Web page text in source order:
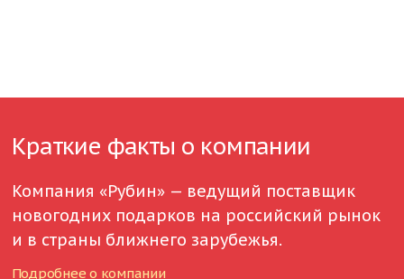
Краткие факты о компании
Компания «Рубин» — ведущий поставщик
новогодних подарков на российский рынок
и в страны ближнего зарубежья.
Подробнее о компании